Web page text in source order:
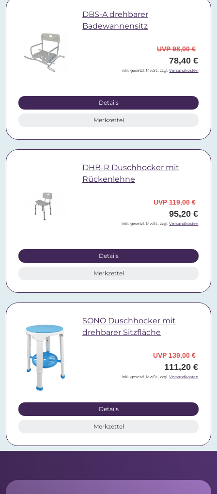
DBS-A drehbarer
Badewannensitz
UVP 98,00 €
78,40 €
inkl. gesetzl. MwSt., zzgl.Versandkosten
Details
Merkzettel
DHB-R Duschhocker mit
Rückenlehne
UVP 119,00 €
95,20 €
inkl. gesetzl. MwSt., zzgl.Versandkosten
Details
Merkzettel
SONO Duschhocker mit
drehbarer Sitzfläche
UVP 139,00 €
111,20 €
inkl. gesetzl. MwSt., zzgl.Versandkosten
Details
Merkzettel